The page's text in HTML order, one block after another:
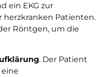
ein EKG zur
herzkranken Patienten.
Röntgen, um die
. Der Patient